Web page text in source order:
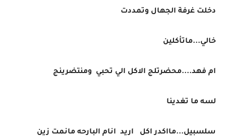
دخلت غرفة الجهال وتمددت
خالي...ماتأكلين
ام فهد....محضرتلج الاكل الي تحبي ومنتضرينج
لسه ما تغدينا
سلسبيل...مااكدر اكل اريد انام البارحه مانمت زين